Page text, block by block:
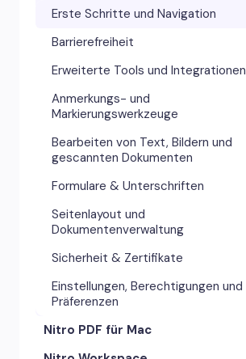
Erste Schritte und Navigation
Barrierefreiheit
Erweiterte Tools und Integrationen
Anmerkungs- und
Markierungswerkzeuge
Bearbeiten von Text, Bildern und
gescannten Dokumenten
Formulare & Unterschriften
Seitenlayout und
Dokumentenverwaltung
Sicherheit & Zertifikate
Einstellungen, Berechtigungen und
Präferenzen
Nitro PDF für Mac